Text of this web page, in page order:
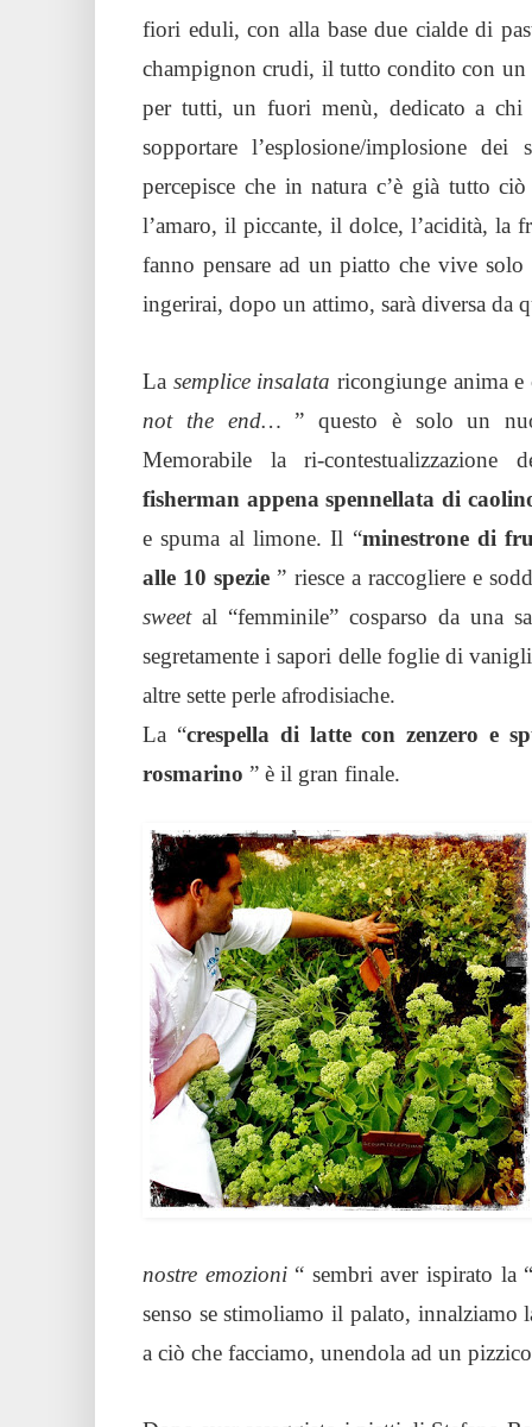
fiori eduli, con alla base due cialde di
champignon crudi, il tutto condito con
per tutti, un fuori menù, dedicato a
sopportare l’esplosione/implosione
percepisce che in natura c’è già tutto
l’amaro, il piccante, il dolce, l’acidità, la
fanno pensare ad un piatto che vive
ingerirai, dopo un attimo, sarà diversa da
La semplice insalata ricongiunge anima
not the end… ” questo è solo un
Memorabile la ri-contestualizzazione
fisherman appena spennellata di
e spuma al limone. Il “minestrone di
alle 10 spezie ” riesce a raccogliere e
sweet al “femminile” cosparso da una
segretamente i sapori delle foglie di
altre sette perle afrodisiache.
La “crespella di latte con zenzero e
rosmarino ” è il gran finale.
nostre emozioni “ sembri aver ispirato la
senso se stimoliamo il palato, innalziamo
a ciò che facciamo, unendola ad un